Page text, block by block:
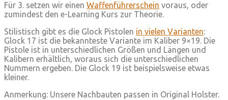
Für 3. setzen wir einen Waffenführerschein voraus, oder
zumindest den e-Learning Kurs zur Theorie.
Stilistisch gibt es die Glock Pistolen in vielen Varianten:
Glock 17 ist die bekannteste Variante im Kaliber 9×19. Die
Pistole ist in unterschiedlichen Größen und Längen und
Kalibern erhältlich, woraus sich die unterschiedlichen
Nummern ergeben. Die Glock 19 ist beispielsweise etwas
kleiner.
Anmerkung: Unsere Nachbauten passen in Original Holster.